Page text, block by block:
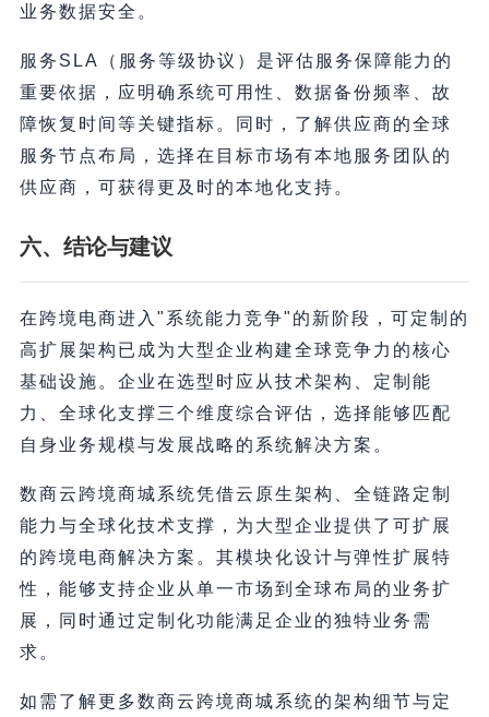
业务数据安全。
服务SLA（服务等级协议）是评估服务保障能力的
重要依据，应明确系统可用性、数据备份频率、故
障恢复时间等关键指标。同时，了解供应商的全球
服务节点布局，选择在目标市场有本地服务团队的
供应商，可获得更及时的本地化支持。
六、结论与建议
在跨境电商进入"系统能力竞争"的新阶段，可定制的
高扩展架构已成为大型企业构建全球竞争力的核心
基础设施。企业在选型时应从技术架构、定制能
力、全球化支撑三个维度综合评估，选择能够匹配
自身业务规模与发展战略的系统解决方案。
数商云跨境商城系统凭借云原生架构、全链路定制
能力与全球化技术支撑，为大型企业提供了可扩展
的跨境电商解决方案。其模块化设计与弹性扩展特
性，能够支持企业从单一市场到全球布局的业务扩
展，同时通过定制化功能满足企业的独特业务需
求。
如需了解更多数商云跨境商城系统的架构细节与定